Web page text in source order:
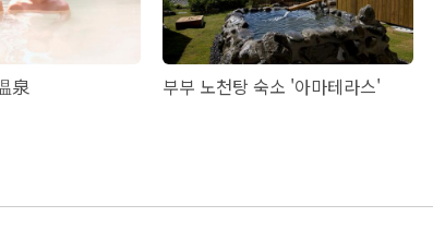
泉 부부 노천탕 숙소 '아마테라스'